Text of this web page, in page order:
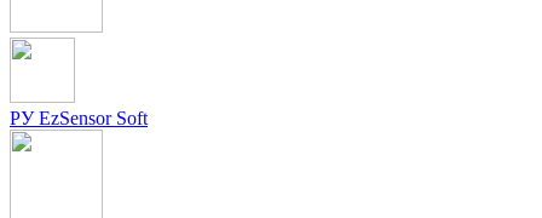
РУ EzSensor Soft